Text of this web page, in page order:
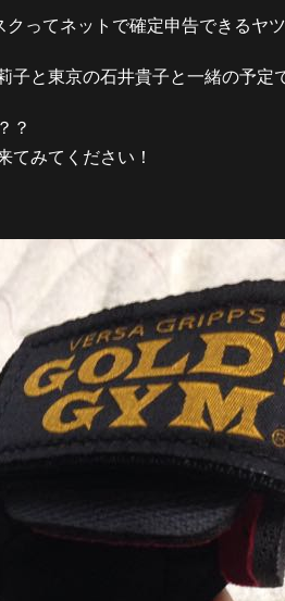
ってネットで確定申告できるヤ
子と東京の石井貴子と一緒の予定
？
てみてください！